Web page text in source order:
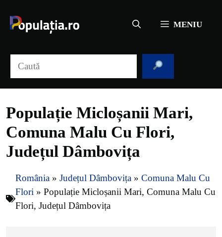
conținut
MENIU
Populație Micloșanii Mari,
Comuna Malu Cu Flori,
Județul Dâmbovița
România » Județul Dâmbovița » Comuna Malu Cu
Flori » Populație Micloșanii Mari, Comuna Malu Cu
Flori, Județul Dâmbovița